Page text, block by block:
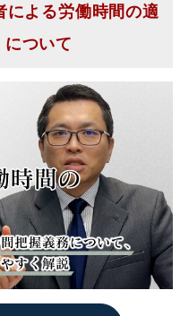
による労働時間の適
ついて